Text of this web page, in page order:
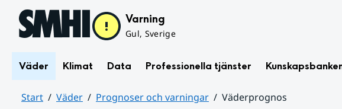
Hoppa till sidans innehåll Varning
Gul, Sverige
Väder Klimat Data Professionella tjänster
Start Väder Prognoser och varningar
Väderprognos
varningar